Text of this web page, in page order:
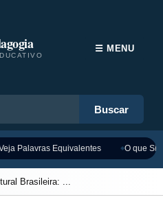
Buscar
☰ MENU
Palavras Equivalentes O que
Brasileira: ...